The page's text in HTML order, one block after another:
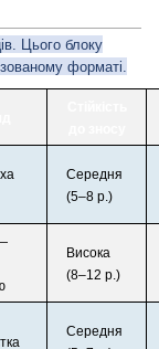
Цього блоку
форматі.
Середня
(5–8 р.)
Висока
(8–12 р.)
Середня